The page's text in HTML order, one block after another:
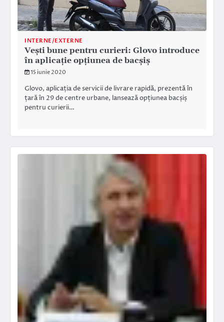
INTERNE/EXTERNE
Vești bune pentru curieri: Glovo introduce
în aplicație opțiunea de bacșiș
15 iunie 2020
Glovo, aplicația de servicii de livrare rapidă, prezentă în
țară în 29 de centre urbane, lansează opțiunea bacșiș
pentru curierii…